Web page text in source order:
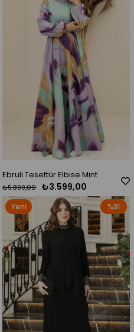
Ebruli Tesettür Elbise Mint
₺3.599,00
₺5.899,00
%31
Yeni
Ürün